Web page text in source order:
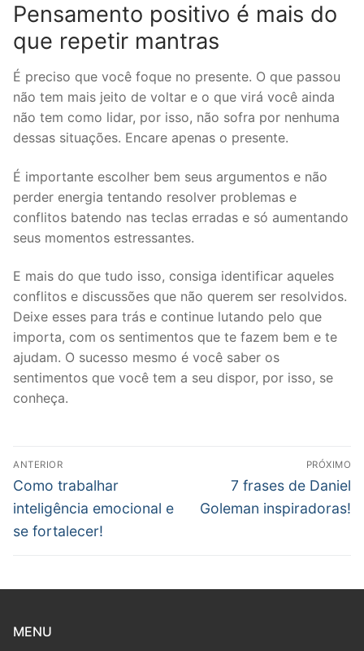
Pensamento positivo é mais do
que repetir mantras
É preciso que você foque no presente. O que passou
não tem mais jeito de voltar e o que virá você ainda
não tem como lidar, por isso, não sofra por nenhuma
dessas situações. Encare apenas o presente.
É importante escolher bem seus argumentos e não
perder energia tentando resolver problemas e
conflitos batendo nas teclas erradas e só aumentando
seus momentos estressantes.
E mais do que tudo isso, consiga identificar aqueles
conflitos e discussões que não querem ser resolvidos.
Deixe esses para trás e continue lutando pelo que
importa, com os sentimentos que te fazem bem e te
ajudam. O sucesso mesmo é você saber os
sentimentos que você tem a seu dispor, por isso, se
conheça.
Navegação
de
Post
ANTERIOR
Post
anterior:
Como trabalhar
inteligência emocional e
se fortalecer!
PRÓXIMO
Próximo
post:
7 frases de Daniel
Goleman inspiradoras!
MENU